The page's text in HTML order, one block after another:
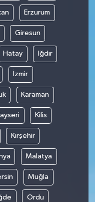
Erzurum
Giresun
Hatay Iğdır
İzmir
Karaman
Kilis
Kırşehir
Malatya
Muğla
Ordu